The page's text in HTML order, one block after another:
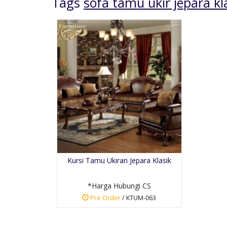
Kursi Tamu Ukiran Jepara Klasik
*Harga Hubungi CS
Pre Order/ KTUM-063
Meja Makan Jati
Kombinasi Busa
*Harga Hubungi CS
Pre Order